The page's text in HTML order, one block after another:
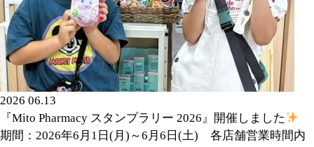
2026 06.13
『Mito Pharmacy スタンプラリー 2026』開催しました
期間：2026年6月1日(月)～6月6日(土) 各店舗営業時間内